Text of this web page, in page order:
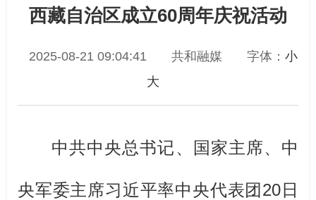
西藏自治区成立60周年庆祝活动
2025-08-21 09:04:41 共和融媒 字体： 小
大
中共中央总书记、国家主席、中
央军委主席习近平率中央代表团20日